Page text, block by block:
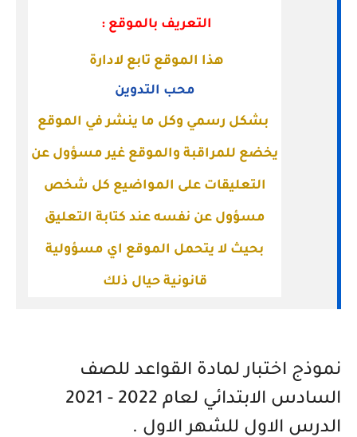
التعريف بالموقع :
هذا الموقع تابع لادارة
محب التدوين
بشكل رسمي وكل ما ينشر في الموقع
يخضع للمراقبة والموقع غير مسؤول عن
التعليقات على المواضيع كل شخص
مسؤول عن نفسه عند كتابة التعليق
بحيث لا يتحمل الموقع اي مسؤولية
قانونية حيال ذلك
نموذج اختبار لمادة القواعد للصف
السادس الابتدائي لعام 2022 - 2021
الدرس الاول للشهر الاول .